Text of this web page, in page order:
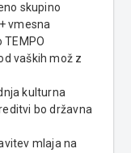
skupino
vmesna
vaških mož z
kulturna
bo državna
mlaja na